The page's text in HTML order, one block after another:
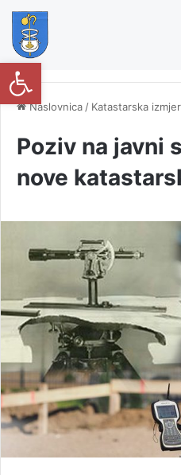
Naslovnica / Katastarska
Poziv na javni
nove
Open toolbar